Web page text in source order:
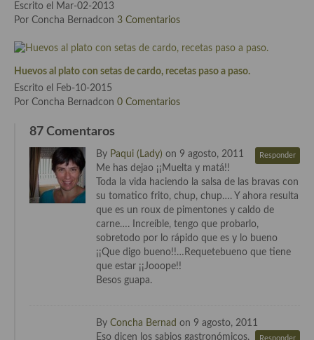
Cocina Irlanda
Cocina Luxemburgo
Cocina Polaca
Cocina Rusa
Cocina Sueca
Escrito el Mar-02-2013
Por Concha Bernadcon 3 Comentarios
Huevos al plato con setas de cardo, recetas paso a paso.
Escrito el Feb-10-2015
Por Concha Bernadcon 0 Comentarios
87 Comentaros
By Paqui (Lady) on 9 agosto, 2011 Responder
Me has dejao ¡¡Muelta y matá!!
Toda la vida haciendo la salsa de las bravas con
su tomatico frito, chup, chup…. Y ahora resulta
que es un roux de pimentones y caldo de
carne…. Increíble, tengo que probarlo,
sobretodo por lo rápido que es y lo bueno
¡¡Que digo bueno!!…Requetebueno que tiene
que estar ¡¡Jooope!!
Besos guapa.
By Concha Bernad on 9 agosto, 2011
Responder
Eso dicen los sabios gastronómicos,